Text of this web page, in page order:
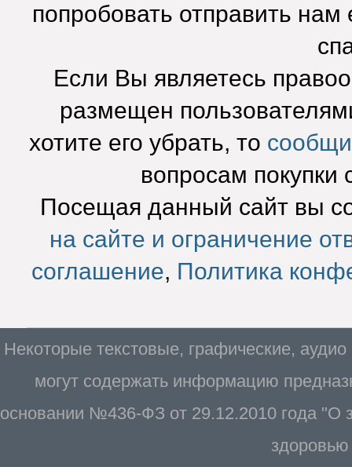
попробовать отправить нам
Если Вы являетесь
размещен
хотите его убрать, то
вопросам покупки
Посещая данный сайт вы
на сайте и ограничение
соглашение, Политика
Некоторые текстовые, графические,
могут содержать информацию
основании №436-ФЗ от 29.12.2010 года "О